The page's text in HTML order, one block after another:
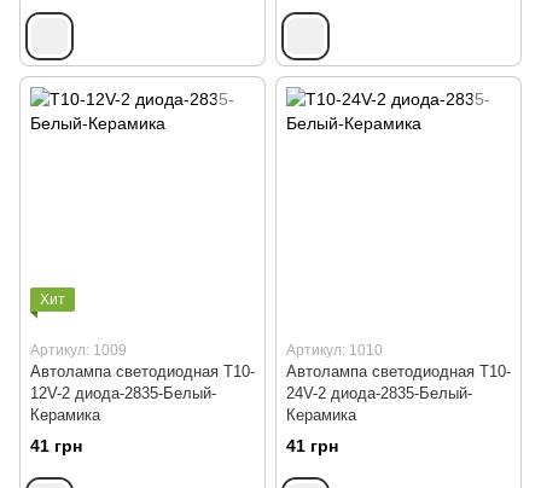
Хит
Артикул: 1009
Автолампа светодиодная T10-
12V-2 диода-2835-Белый-
Керамика
41 грн
Артикул: 1010
Автолампа светодиодная T10-
24V-2 диода-2835-Белый-
Керамика
41 грн